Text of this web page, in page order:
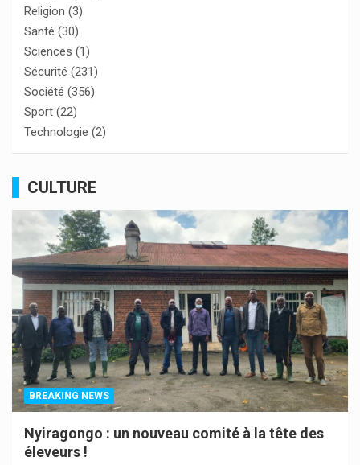
Religion (3)
Santé (30)
Sciences (1)
Sécurité (231)
Société (356)
Sport (22)
Technologie (2)
CULTURE
BREAKING NEWS
Nyiragongo : un nouveau comité à la tête des
éleveurs !